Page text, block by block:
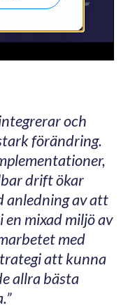
och
förändring.
drift ökar
anledning av att
mixad miljö av
med
att kunna
allra bästa